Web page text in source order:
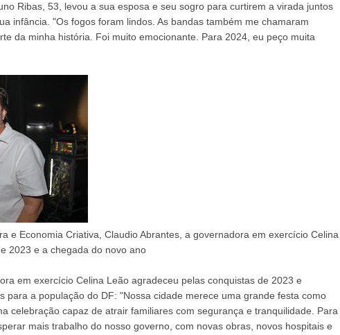
Ribas, 53, levou a sua esposa e seu sogro para curtirem a virada juntos
infância. "Os fogos foram lindos. As bandas também me chamaram
da minha história. Foi muito emocionante. Para 2024, eu peço muita
e Economia Criativa, Claudio Abrantes, a governadora em exercício Celina
2023 e a chegada do novo ano
em exercício Celina Leão agradeceu pelas conquistas de 2023 e
para a população do DF: "Nossa cidade merece uma grande festa como
celebração capaz de atrair familiares com segurança e tranquilidade. Para
mais trabalho do nosso governo, com novas obras, novos hospitais e